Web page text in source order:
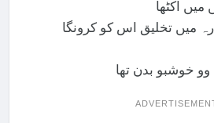
میں اکٹھا
میں تخلیق اس کو کرونگا